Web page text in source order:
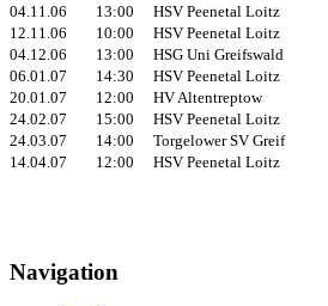
04.11.06
13:00 HSV Peenetal Loitz
12.11.06
10:00 HSV Peenetal Loitz
04.12.06
13:00 HSG Uni Greifswald
06.01.07
14:30 HSV Peenetal Loitz
20.01.07
12:00 HV Altentreptow
24.02.07
15:00 HSV Peenetal Loitz
24.03.07
14:00 Torgelower SV Greif
14.04.07
12:00 HSV Peenetal Loitz
Navigation